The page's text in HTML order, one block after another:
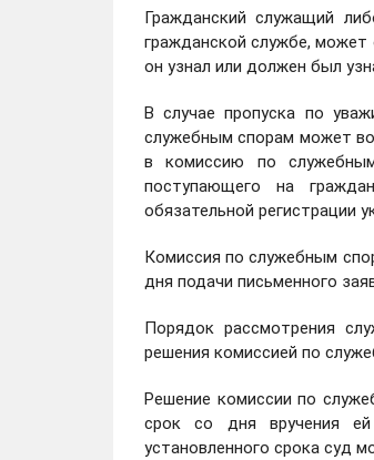
Гражданский служащий
гражданской службе,
он узнал или должен был
В случае пропуска по
служебным спорам может
в комиссию по служебным
поступающего на
обязательной регистрации
Комиссия по служебным
дня подачи письменного
Порядок рассмотрения
решения комиссией по
Решение комиссии по
срок со дня вручения
установленного срока суд